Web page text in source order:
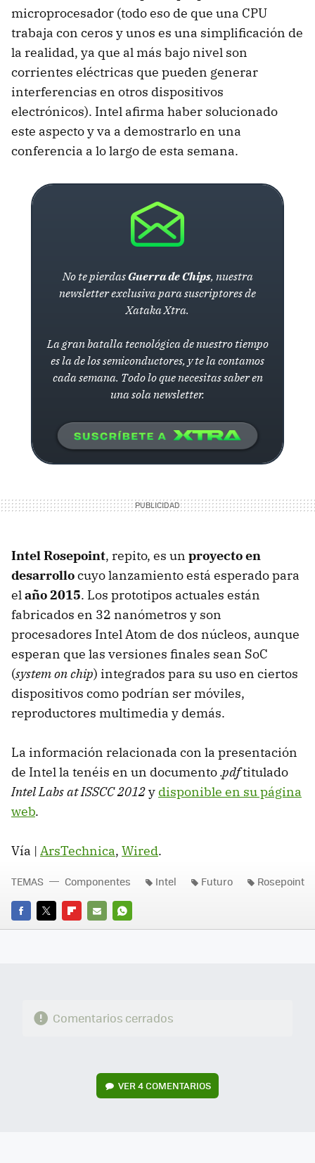
microprocesador (todo eso de que una CPU
trabaja con ceros y unos es una simplificación de
la realidad, ya que al más bajo nivel son
corrientes eléctricas que pueden generar
interferencias en otros dispositivos
electrónicos). Intel afirma haber solucionado
este aspecto y va a demostrarlo en una
conferencia a lo largo de esta semana.
No te pierdasGuerra de Chips, nuestra
newsletter exclusiva para suscriptores de
Xataka Xtra.
La gran batalla tecnológica de nuestro tiempo
es la de los semiconductores, y te la contamos
cada semana. Todo lo que necesitas saber en
una sola newsletter.
Intel Rosepoint, repito, es un proyecto en
desarrollocuyo lanzamiento está esperado para
el año 2015. Los prototipos actuales están
fabricados en 32 nanómetros y son
procesadores Intel Atom de dos núcleos, aunque
esperan que las versiones finales sean SoC
(system on chip) integrados para su uso en ciertos
dispositivos como podrían ser móviles,
reproductores multimedia y demás.
La información relacionada con la presentación
de Intel la tenéis en un documento.pdftitulado
Intel Labs atISSCC2012y disponible en su página
web.
Vía | ArsTechnica, Wired.
FACEBOOK
TWITTERFLIPBOARD
E-
WHATSAPP
TEMAS Componentes Intel Futuro Rosepoint
Comentarios cerrados
VER 4 COMENTARIOS